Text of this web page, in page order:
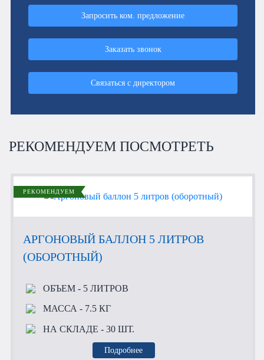
Запросить ком. предложение
Заказать звонок
Связаться с директором
РЕКОМЕНДУЕМ ПОСМОТРЕТЬ
РЕКОМЕНДУЕМ
АРГОНОВЫЙ БАЛЛОН 5 ЛИТРОВ
(ОБОРОТНЫЙ)
ОБЪЕМ- 5 ЛИТРОВ
МАССА - 7.5 КГ
НА СКЛАДЕ - 30 ШТ.
Подробнее